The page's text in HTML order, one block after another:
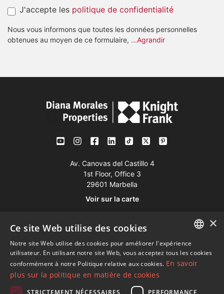
J'accepte les politique de confidentialité
Nous vous informons que toutes les données personnelles
obtenues au moyen de ce formulaire, ...Agrandir
Av. Canovas del Castillo 4
1st Floor, Office 3
29601 Marbella
Voir sur la carte
Tél:+34 952 765 138
Mob:+34 601 636 766
Whatsapp:+34 952 765 138
info@dmproperties.com
www.dmproperties.com
ENGLISH
SPANISH
×
Ce site Web utilise des cookies
Notre site Web utilise des cookies pour améliorer l'expérience
utilisateur. En utilisant notre site Web, vous acceptez tous les cookies
conformément à notre Politique relative aux cookies. En savoir
plus sur la politique en matière de cookies
STRICTEMENT NÉCESSAIRES PERFORMANCE